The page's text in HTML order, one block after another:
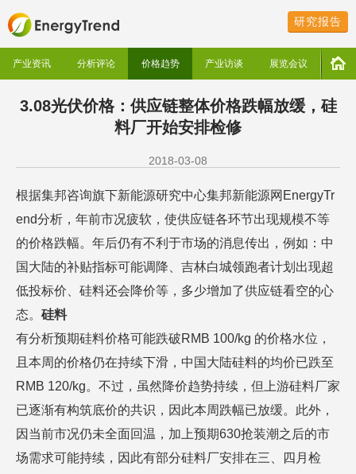
研究报告
产业资讯 分析评论 价格趋势 产业访谈 展览会议
3.08光伏价格：供应链整体价格跌幅放缓，硅
料厂开始安排检修
2018-03-08
根据集邦咨询旗下新能源研究中心集邦新能源网EnergyTr
end分析，年前市况疲软，使供应链各环节出现规模不等
的价格跌幅。年后仍有不利于市场的消息传出，例如：中
国大陆的补贴指标可能调降、吉林白城领跑者计划出现超
低投标价、硅料还会降价等，多少增加了供应链看空的心
态。 硅料
有分析预期硅料价格可能跌破RMB 100/kg 的价格水位，
且本周的价格仍在持续下滑，中国大陆硅料的均价已跌至
RMB 120/kg。不过，虽然降价趋势持续，但上游硅料厂家
已逐渐有构筑底价的共识，因此本周跌幅已放缓。此外，
因当前市况仍未全面回温，加上预期630抢装潮之后的市
场需求可能持续，因此有部分硅料厂安排在三、四月检